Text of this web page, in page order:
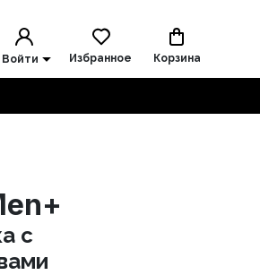
Войти Избранное Корзина
с